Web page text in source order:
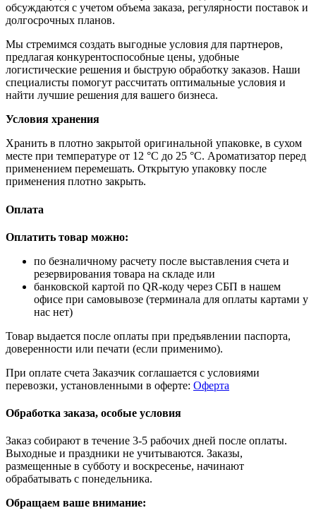
обсуждаются с учетом объема заказа, регулярности поставок и
долгосрочных планов.
Мы стремимся создать выгодные условия для партнеров,
предлагая конкурентоспособные цены, удобные
логистические решения и быструю обработку заказов. Наши
специалисты помогут рассчитать оптимальные условия и
найти лучшие решения для вашего бизнеса.
Условия хранения
Хранить в плотно закрытой оригинальной упаковке, в сухом
месте при температуре от 12 °C до 25 °C. Ароматизатор перед
применением перемешать. Открытую упаковку после
применения плотно закрыть.
Оплата
Оплатить товар можно:
по безналичному расчету после выставления счета и
резервирования товара на складе или
банковской картой по QR-коду через СБП в нашем
офисе при самовывозе (терминала для оплаты картами у
нас нет)
Товар выдается после оплаты при предъявлении паспорта,
доверенности или печати (если применимо).
При оплате счета Заказчик соглашается с условиями
перевозки, установленными в оферте: Оферта
Обработка заказа, особые условия
Заказ собирают в течение 3-5 рабочих дней после оплаты.
Выходные и праздники не учитываются. Заказы,
размещенные в субботу и воскресенье, начинают
обрабатывать с понедельника.
Обращаем ваше внимание: